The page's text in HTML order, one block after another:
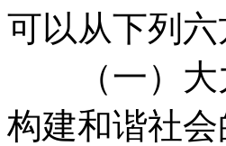
可以从下列
（一）大力
构建和谐社